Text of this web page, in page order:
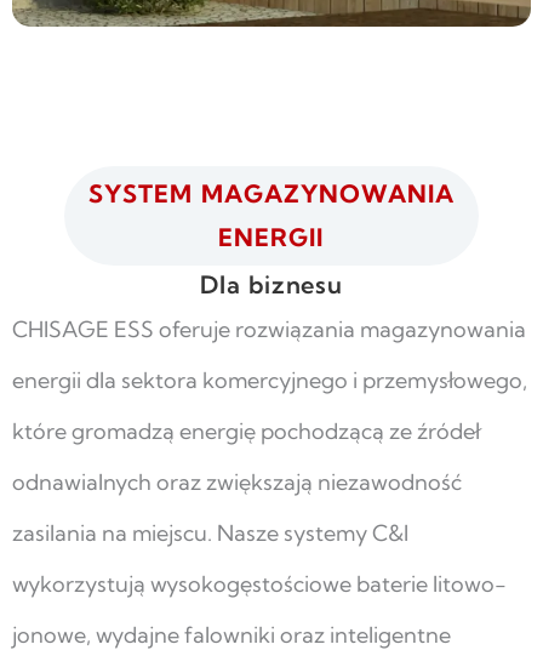
SYSTEM MAGAZYNOWANIA
ENERGII
Dla biznesu
CHISAGE ESS oferuje rozwiązania magazynowania
energii dla sektora komercyjnego i przemysłowego,
które gromadzą energię pochodzącą ze źródeł
odnawialnych oraz zwiększają niezawodność
zasilania na miejscu. Nasze systemy C&I
wykorzystują wysokogęstościowe baterie litowo-
jonowe, wydajne falowniki oraz inteligentne